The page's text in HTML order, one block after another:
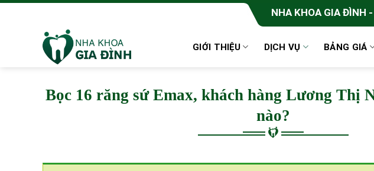
Skip
NHA KHOA GIA ĐÌNH
GIỚI THIỆU DỊCH VỤ BẢNG GIÁ
Bọc 16 răng sứ Emax, khách hàng Lương Thị
nào?